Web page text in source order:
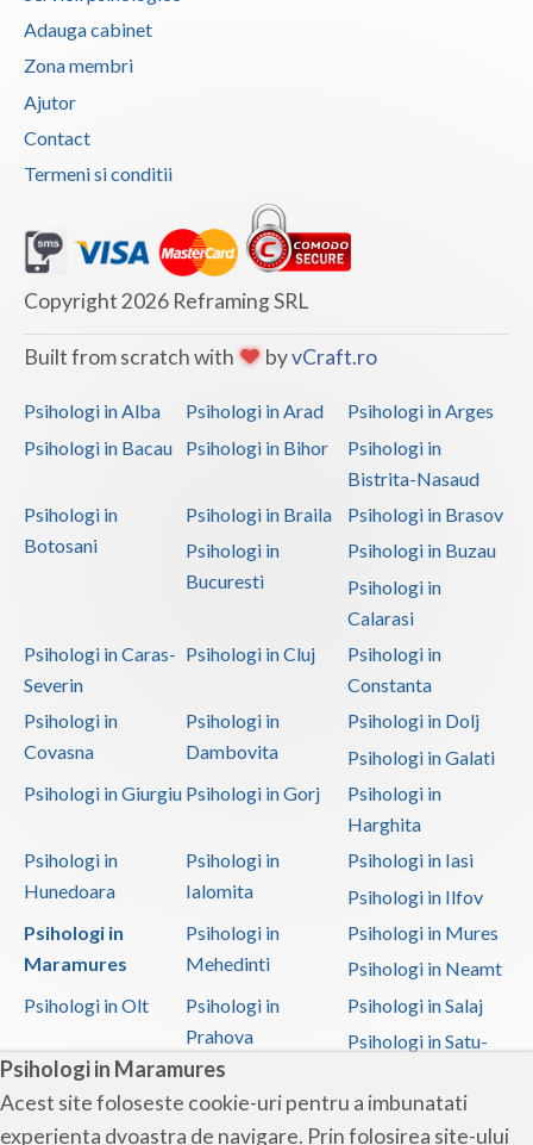
Psihologi in Maramures
Acest site foloseste cookie-uri pentru a imbunatati
experienta dvoastra de navigare. Prin folosirea site-ului
Adauga cabinet
Zona membri
Ajutor
Contact
Termeni si conditii
Copyright 2026 Reframing SRL
Built from scratch with byvCraft.ro
Psihologi in Alba Psihologi in Arad
Psihologi in Arges
Psihologi in Bacau
Psihologi in Bihor
Psihologi in
Bistrita-Nasaud
Psihologi in
Botosani
Psihologi in Braila
Psihologi in Brasov
Psihologi in
Bucuresti
Psihologi in Buzau
Psihologi in
Calarasi
Psihologi in Caras-
Severin
Psihologi in Cluj
Psihologi in
Constanta
Psihologi in
Covasna
Psihologi in
Dambovita
Psihologi in Dolj
Psihologi in Galati
Psihologi in Giurgiu Psihologi in Gorj
Psihologi in
Harghita
Psihologi in
Hunedoara
Psihologi in
Ialomita
Psihologi in Iasi
Psihologi in Ilfov
Psihologi in
Maramures
Psihologi in
Mehedinti
Psihologi in Mures
Psihologi in Neamt
Psihologi in Olt
Psihologi in
Prahova
Psihologi in Salaj
Psihologi in Satu-
Psihologi in Sibiu
Psihologi in
Suceava
Psihologi in
Teleorman